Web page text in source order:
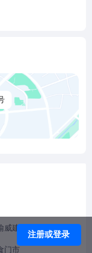
威建材经营部
门市
注册或登录